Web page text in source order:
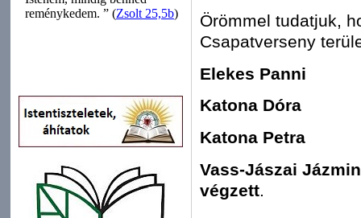
Örömmel tudatjuk,
Csapatverseny
Elekes Panni
Katona Dóra
Katona Petra
Vass-Jászai
végzett.